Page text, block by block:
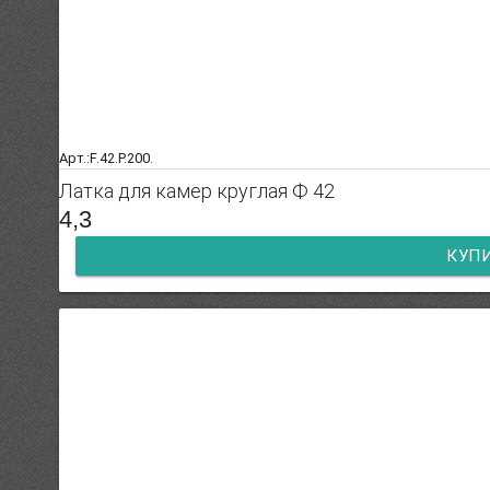
Арт.:F.42.P.200.
Латка для камер круглая Ф 42
4,3